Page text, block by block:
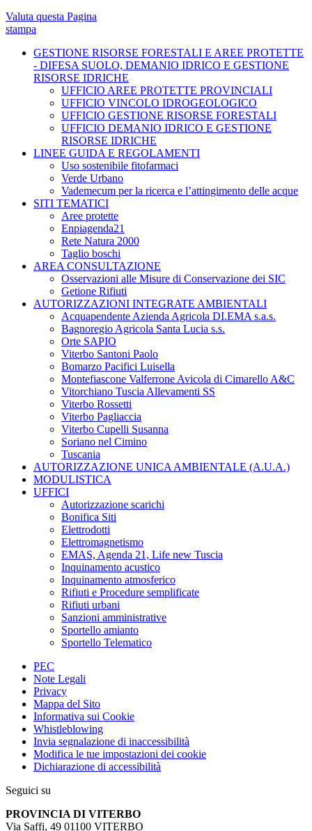
Valuta questa Pagina
stampa
GESTIONE RISORSE FORESTALI E AREE PROTETTE
- DIFESA SUOLO, DEMANIO IDRICO E GESTIONE
RISORSE IDRICHE
UFFICIO AREE PROTETTE PROVINCIALI
UFFICIO VINCOLO IDROGEOLOGICO
UFFICIO GESTIONE RISORSE FORESTALI
UFFICIO DEMANIO IDRICO E GESTIONE
RISORSE IDRICHE
LINEE GUIDA E REGOLAMENTI
Uso sostenibile fitofarmaci
Verde Urbano
Vademecum per la ricerca e l’attingimento delle acque
SITI TEMATICI
Aree protette
Enpiagenda21
Rete Natura 2000
Taglio boschi
AREA CONSULTAZIONE
Osservazioni alle Misure di Conservazione dei SIC
Getione Rifiuti
AUTORIZZAZIONI INTEGRATE AMBIENTALI
Acquapendente Azienda Agricola DI.EMA s.a.s.
Bagnoregio Agricola Santa Lucia s.s.
Orte SAPIO
Viterbo Santoni Paolo
Bomarzo Pacifici Luisella
Montefiascone Valferrone Avicola di Cimarello A&C
Vitorchiano Tuscia Allevamenti SS
Viterbo Rossetti
Viterbo Pagliaccia
Viterbo Cupelli Susanna
Soriano nel Cimino
Tuscania
AUTORIZZAZIONE UNICA AMBIENTALE (A.U.A.)
MODULISTICA
UFFICI
Autorizzazione scarichi
Bonifica Siti
Elettrodotti
Elettromagnetismo
EMAS, Agenda 21, Life new Tuscia
Inquinamento acustico
Inquinamento atmosferico
Rifiuti e Procedure semplificate
Rifiuti urbani
Sanzioni amministrative
Sportello amianto
Sportello Telematico
PEC
Note Legali
Privacy
Mappa del Sito
Informativa sui Cookie
Whistleblowing
Invia segnalazione di inaccessibilità
Modifica le tue impostazioni dei cookie
Dichiarazione di accessibilità
Seguici su
PROVINCIA DI VITERBO
Via Saffi, 49 01100 VITERBO